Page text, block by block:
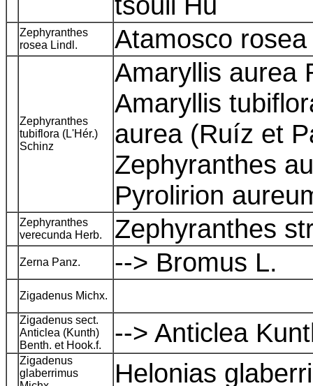
Zephyranthes
rosea Lindl.
Atamosco
Zephyranthes
tubiflora (L'Hér.)
Schinz
Amaryllis aurea
Amaryllis
aurea (Ruíz et
Zephyranthes
Pyrolirion
Zephyranthes
verecunda Herb.
Zephyranthes
Zerna Panz. --> Bromus L.
Zigadenus Michx.
Zigadenus sect.
Anticlea (Kunth)
Benth. et Hook.f.
--> Anticlea
Zigadenus
glaberrimus
Helonias